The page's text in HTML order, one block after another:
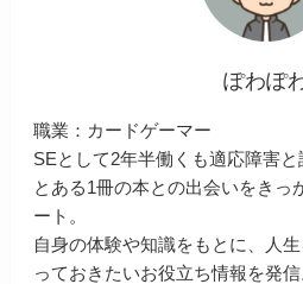
ぽわぽ
職業：カードゲーマー
SEとして2年半働くも適応障害と
とある1冊の本との出会いをきっ
ート。
自身の体験や知識をもとに、人
っておきたいお役立ち情報を発信